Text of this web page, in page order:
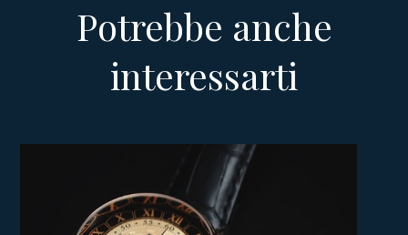
Potrebbe anche
interessarti